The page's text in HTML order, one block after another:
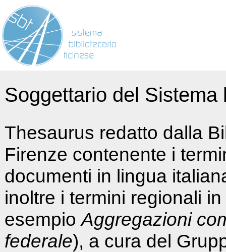
Soggettario del
Thesaurus redatto dalla
Firenze contenente i
documenti in lingua
inoltre i termini regionali
esempioAggregazioni
federale), a cura del